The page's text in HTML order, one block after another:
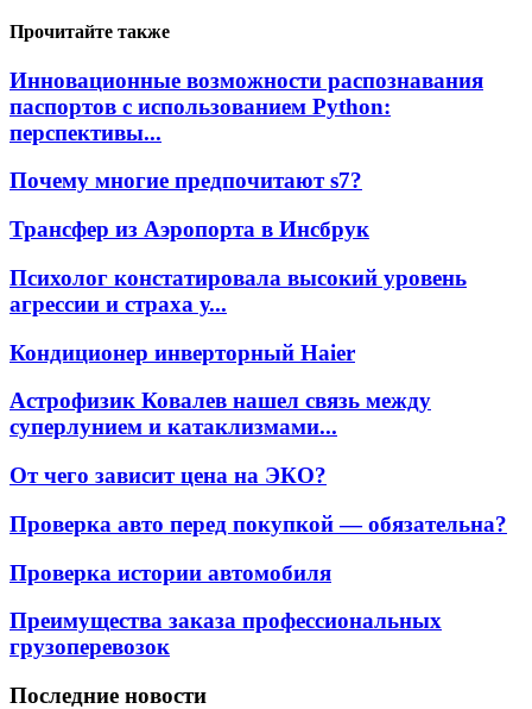
Прочитайте также
Инновационные возможности распознавания
паспортов с использованием Python:
перспективы...
Почему многие предпочитают s7?
Трансфер из Аэропорта в Инсбрук
Психолог констатировала высокий уровень
агрессии и страха у...
Кондиционер инверторный Haier
Астрофизик Ковалев нашел связь между
суперлунием и катаклизмами...
От чего зависит цена на ЭКО?
Проверка авто перед покупкой — обязательна?
Проверка истории автомобиля
Преимущества заказа профессиональных
грузоперевозок
Последние новости